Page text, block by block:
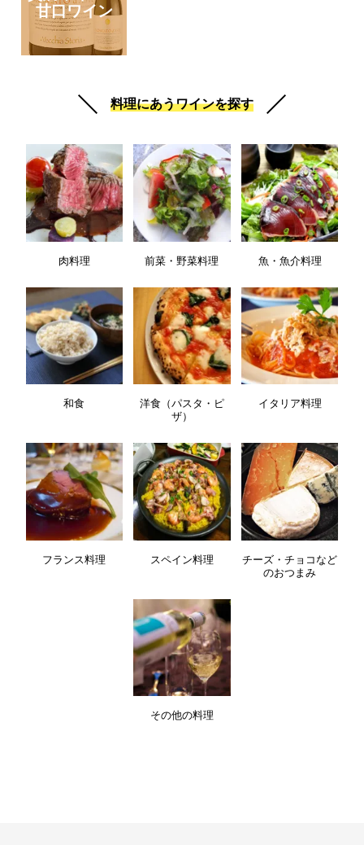
甘口ワイン
料理にあうワインを探す
肉料理 前菜・野菜料理 魚・魚介料理
和食
洋食（パスタ・ピ
ザ）
イタリア料理
フランス料理 スペイン料理
チーズ・チョコなど
のおつまみ
その他の料理